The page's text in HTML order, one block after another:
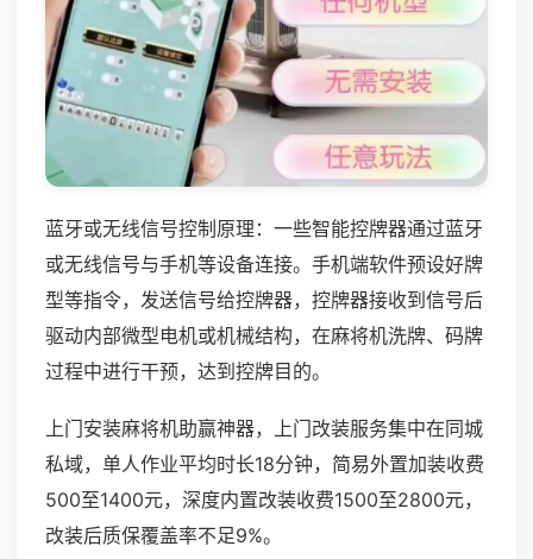
蓝牙或无线信号控制原理：一些智能控牌器通过蓝牙
或无线信号与手机等设备连接。手机端软件预设好牌
型等指令，发送信号给控牌器，控牌器接收到信号后
驱动内部微型电机或机械结构，在麻将机洗牌、码牌
过程中进行干预，达到控牌目的。
上门安装麻将机助赢神器，上门改装服务集中在同城
私域，单人作业平均时长18分钟，简易外置加装收费
500至1400元，深度内置改装收费1500至2800元，
改装后质保覆盖率不足9%。